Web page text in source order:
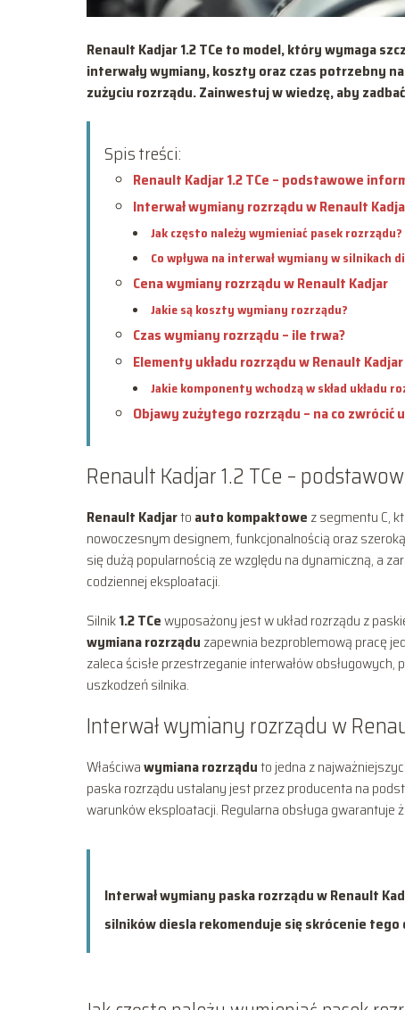
Renault Kadjar 1.2 TCe to model, który wymaga
interwały wymiany, koszty oraz czas potrzebny
zużyciu rozrządu. Zainwestuj w wiedzę, aby
Spis treści:
Renault Kadjar 1.2 TCe – podstawowe
Interwał wymiany rozrządu w Renault
Jak często należy wymieniać pasek rozrządu?
Co wpływa na interwał wymiany w silnikach
Cena wymiany rozrządu w Renault Kadjar
Jakie są koszty wymiany rozrządu?
Czas wymiany rozrządu – ile trwa?
Elementy układu rozrządu w Renault Kadjar
Jakie komponenty wchodzą w skład układu
Objawy zużytego rozrządu – na co zwrócić
Renault Kadjar 1.2 TCe –
Renault Kadjarto auto kompaktowe z segmentu C,
nowoczesnym designem, funkcjonalnością oraz
się dużą popularnością ze względu na dynamiczną, a
codziennej eksploatacji.
Silnik1.2 TCewyposażony jest w układ rozrządu z
wymiana rozrządu zapewnia bezproblemową pracę
zaleca ścisłe przestrzeganie interwałów
uszkodzeń silnika.
Interwał wymiany rozrządu w
Właściwawymiana rozrząduto jedna z
paska rozrządu ustalany jest przez producenta na
warunków eksploatacji. Regularna obsługa
Interwał wymiany paska rozrządu w Renault
silników diesla rekomenduje się skrócenie tego